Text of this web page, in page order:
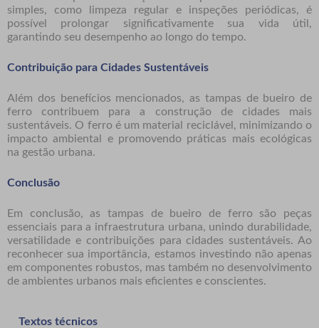
simples, como limpeza regular e inspeções periódicas, é
possível prolongar significativamente sua vida útil,
garantindo seu desempenho ao longo do tempo.
Contribuição para Cidades Sustentáveis
Além dos benefícios mencionados, as tampas de bueiro de
ferro contribuem para a construção de cidades mais
sustentáveis. O ferro é um material reciclável, minimizando o
impacto ambiental e promovendo práticas mais ecológicas
na gestão urbana.
Conclusão
Em conclusão, as tampas de bueiro de ferro são peças
essenciais para a infraestrutura urbana, unindo durabilidade,
versatilidade e contribuições para cidades sustentáveis. Ao
reconhecer sua importância, estamos investindo não apenas
em componentes robustos, mas também no desenvolvimento
de ambientes urbanos mais eficientes e conscientes.
Textos técnicos